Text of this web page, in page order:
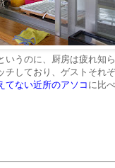
いうのに、厨房は疲れ知
チしており、ゲストそれ
てない近所のアソコに比